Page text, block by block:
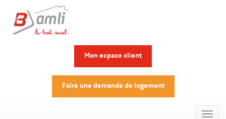
Mon espace client
Faire une demande de logement